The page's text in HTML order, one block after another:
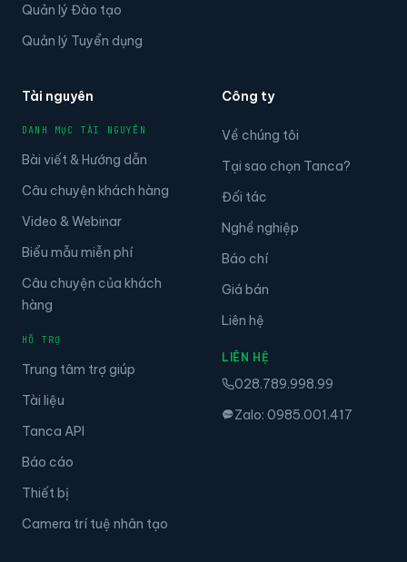
Quản lý Đào tạo
Quản lý Tuyển dụng
Tài nguyên
DANH MỤC TÀI NGUYÊN
Bài viết & Hướng dẫn
Câu chuyện khách hàng
Video & Webinar
Biểu mẫu miễn phí
Câu chuyện của khách
hàng
HỖ TRỢ
Trung tâm trợ giúp
Tài liệu
Tanca API
Báo cáo
Thiết bị
Camera trí tuệ nhân tạo
Công ty
Về chúng tôi
Tại sao chọn Tanca?
Đối tác
Nghề nghiệp
Báo chí
Giá bán
Liên hệ
LIÊN HỆ
028.789.998.99
Zalo: 0985.001.417